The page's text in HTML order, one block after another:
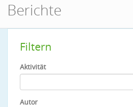
Berichte
Filtern
Aktivität
Autor